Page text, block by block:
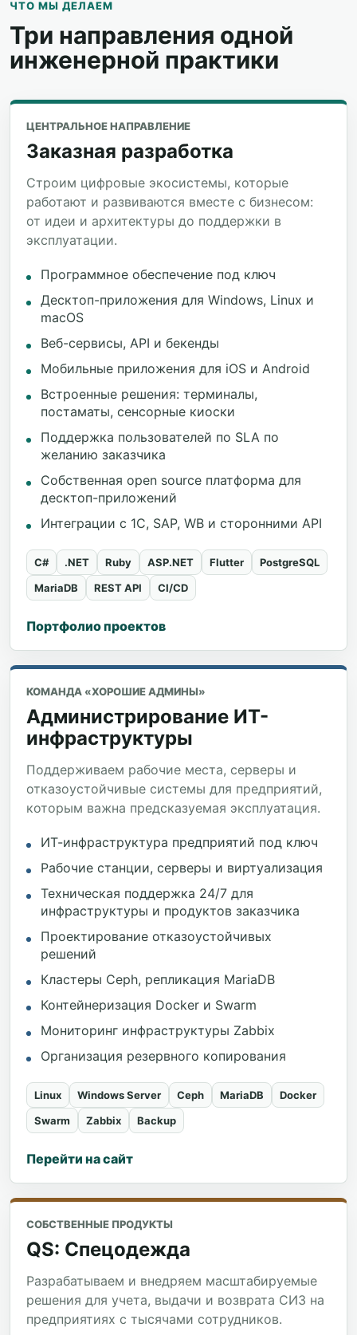
ЧТО МЫ ДЕЛАЕМ
Три направления одной
инженерной практики
ЦЕНТРАЛЬНОЕ НАПРАВЛЕНИЕ
Заказная разработка
Строим цифровые экосистемы, которые
работают и развиваются вместе с бизнесом:
от идеи и архитектуры до поддержки в
эксплуатации.
Программное обеспечение под ключ
Десктоп-приложения для Windows, Linux и
macOS
Веб-сервисы, API и бекенды
Мобильные приложения для iOS и Android
Встроенные решения: терминалы,
постаматы, сенсорные киоски
Поддержка пользователей по SLA по
желанию заказчика
Собственная open source платформа для
десктоп-приложений
Интеграции с 1С, SAP, WB и сторонними API
C# .NET Ruby ASP.NET Flutter
PostgreSQL
MariaDB
REST API CI/CD
Портфолио проектов
КОМАНДА «ХОРОШИЕ АДМИНЫ»
Администрирование ИТ-
инфраструктуры
Поддерживаем рабочие места, серверы и
отказоустойчивые системы для предприятий,
которым важна предсказуемая эксплуатация.
ИТ-инфраструктура предприятий под ключ
Рабочие станции, серверы и виртуализация
Техническая поддержка 24/7 для
инфраструктуры и продуктов заказчика
Проектирование отказоустойчивых
решений
Кластеры Ceph, репликация MariaDB
Контейнеризация Docker и Swarm
Мониторинг инфраструктуры Zabbix
Организация резервного копирования
Linux Windows Server Ceph MariaDB
Docker
Swarm
Zabbix Backup
Перейти на сайт
СОБСТВЕННЫЕ ПРОДУКТЫ
QS: Спецодежда
Разрабатываем и внедряем масштабируемые
решения для учета, выдачи и возврата СИЗ на
предприятиях с тысячами сотрудников.